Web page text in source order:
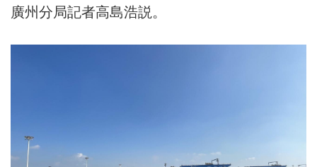
廣州分局記者高島浩説。